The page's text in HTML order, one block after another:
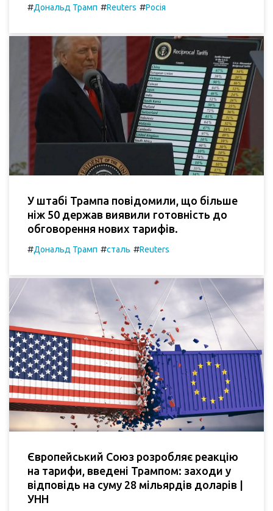
#Дональд Трамп #Reuters #Росія
У штабі Трампа повідомили, що більше
ніж 50 держав виявили готовність до
обговорення нових тарифів.
#Дональд Трамп #сталь #Reuters
Європейський Союз розробляє реакцію
на тарифи, введені Трампом: заходи у
відповідь на суму 28 мільярдів доларів |
УНН